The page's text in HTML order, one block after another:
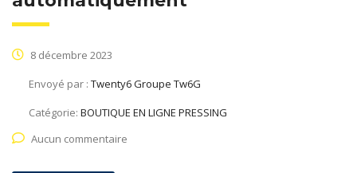
8 décembre 2023
Envoyé par : Twenty6 Groupe Tw6G
Catégorie: BOUTIQUE EN LIGNE PRESSING
Aucun commentaire